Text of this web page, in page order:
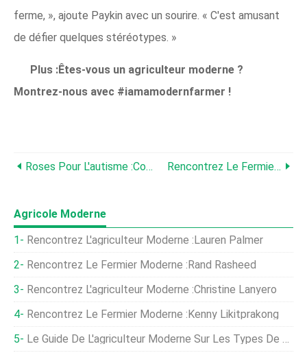
ferme, », ajoute Paykin avec un sourire. « C'est amusant
de défier quelques stéréotypes. »
Plus :Êtes-vous un agriculteur moderne ?
Montrez-nous avec #iamamodernfarmer !
Roses Pour L'autisme :comment Une Ferme A Été Sauvée Et Un Besoin Vital Comblé Rencontrez Le Fermier Moderne :Kenny Likitprakong
Agricole Moderne
Rencontrez L'agriculteur Moderne :Lauren Palmer
Rencontrez Le Fermier Moderne :Rand Rasheed
Rencontrez L'agriculteur Moderne :Christine Lanyero
Rencontrez Le Fermier Moderne :Kenny Likitprakong
Le Guide De L'agriculteur Moderne Sur Les Types De Pommes